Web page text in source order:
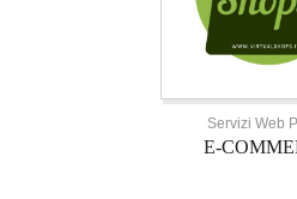
Servizi Web
E-